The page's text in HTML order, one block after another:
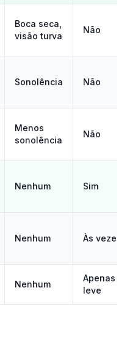
Boca seca,
visão turva
Não
Sonolência Não
Menos
sonolência
Não
Nenhum Sim
Nenhum Às vezes
Nenhum
Apenas
leve